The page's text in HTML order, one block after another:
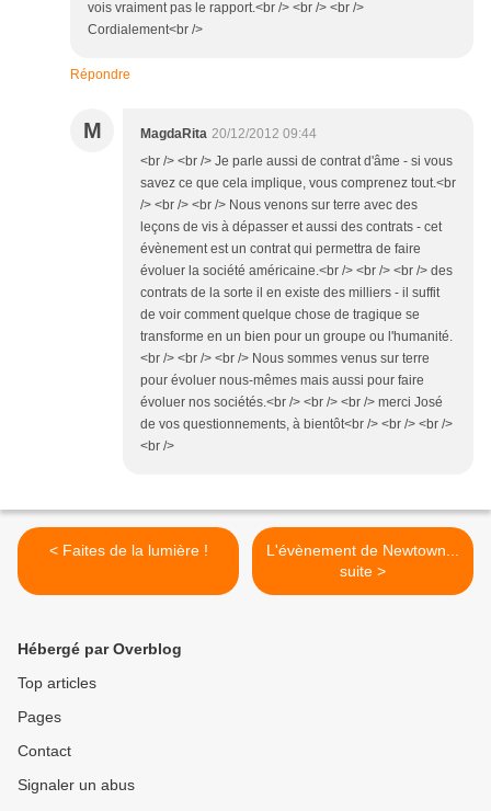
vois vraiment pas le rapport.<br /> <br /> <br />
Cordialement<br />
Répondre
M MagdaRita 20/12/2012 09:44
<br /> <br /> Je parle aussi de contrat d'âme - si vous
savez ce que cela implique, vous comprenez tout.<br
/> <br /> <br /> Nous venons sur terre avec des
leçons de vis à dépasser et aussi des contrats - cet
évènement est un contrat qui permettra de faire
évoluer la société américaine.<br /> <br /> <br /> des
contrats de la sorte il en existe des milliers - il suffit
de voir comment quelque chose de tragique se
transforme en un bien pour un groupe ou l'humanité.
<br /> <br /> <br /> Nous sommes venus sur terre
pour évoluer nous-mêmes mais aussi pour faire
évoluer nos sociétés.<br /> <br /> <br /> merci José
de vos questionnements, à bientôt<br /> <br /> <br />
<br />
< Faites de la lumière !
L'évènement de Newtown...
suite >
Hébergé par Overblog
Top articles
Pages
Contact
Signaler un abus